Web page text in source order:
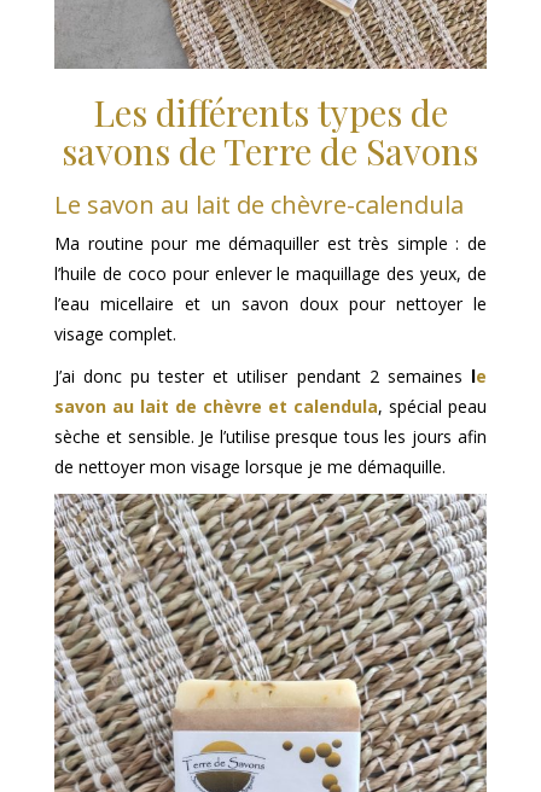
Les différents types de
savons de Terre de Savons
Le savon au lait de chèvre-calendula
Ma routine pour me démaquiller est très simple : de
l’huile de coco pour enlever le maquillage des yeux, de
l’eau micellaire et un savon doux pour nettoyer le
visage complet.
J’ai donc pu tester et utiliser pendant 2 semaines le
savon au lait de chèvre et calendula, spécial peau
sèche et sensible. Je l’utilise presque tous les jours afin
de nettoyer mon visage lorsque je me démaquille.